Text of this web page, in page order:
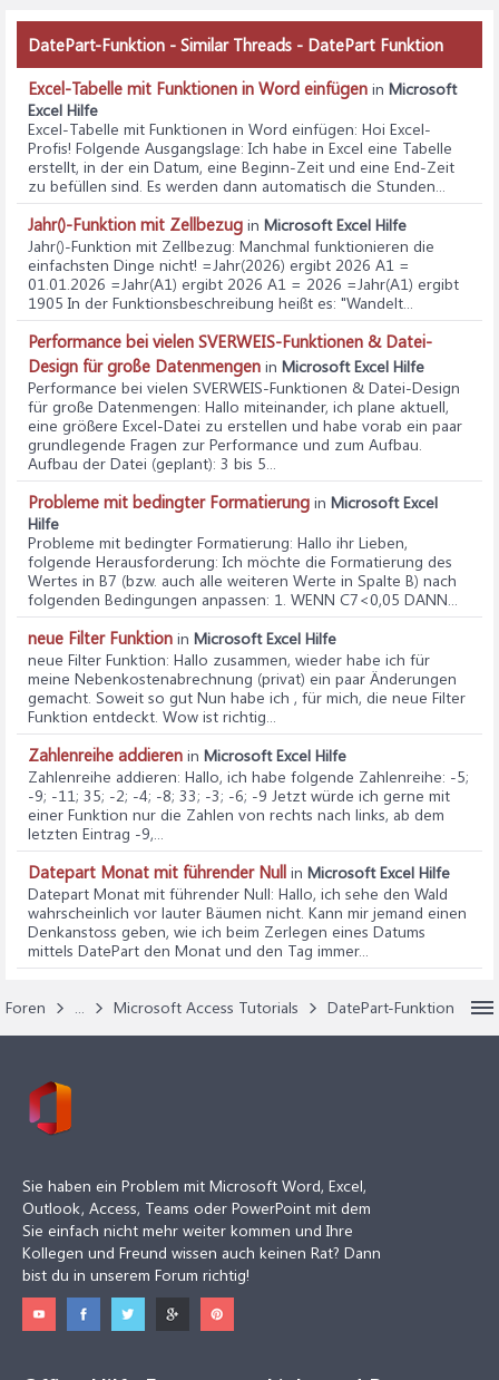
DatePart-Funktion - Similar Threads - DatePart Funktion
Excel-Tabelle mit Funktionen in Word einfügen in Microsoft
Excel Hilfe
Excel-Tabelle mit Funktionen in Word einfügen: Hoi Excel-
Profis! Folgende Ausgangslage: Ich habe in Excel eine Tabelle
erstellt, in der ein Datum, eine Beginn-Zeit und eine End-Zeit
zu befüllen sind. Es werden dann automatisch die Stunden...
Jahr()-Funktion mit Zellbezug in Microsoft Excel Hilfe
Jahr()-Funktion mit Zellbezug: Manchmal funktionieren die
einfachsten Dinge nicht! =Jahr(2026) ergibt 2026 A1 =
01.01.2026 =Jahr(A1) ergibt 2026 A1 = 2026 =Jahr(A1) ergibt
1905 In der Funktionsbeschreibung heißt es: "Wandelt...
Performance bei vielen SVERWEIS-Funktionen & Datei-
Design für große Datenmengen in Microsoft Excel Hilfe
Performance bei vielen SVERWEIS-Funktionen & Datei-Design
für große Datenmengen: Hallo miteinander, ich plane aktuell,
eine größere Excel-Datei zu erstellen und habe vorab ein paar
grundlegende Fragen zur Performance und zum Aufbau.
Aufbau der Datei (geplant): 3 bis 5...
Probleme mit bedingter Formatierung in Microsoft Excel
Hilfe
Probleme mit bedingter Formatierung: Hallo ihr Lieben,
folgende Herausforderung: Ich möchte die Formatierung des
Wertes in B7 (bzw. auch alle weiteren Werte in Spalte B) nach
folgenden Bedingungen anpassen: 1. WENN C7<0,05 DANN...
neue Filter Funktion in Microsoft Excel Hilfe
neue Filter Funktion: Hallo zusammen, wieder habe ich für
meine Nebenkostenabrechnung (privat) ein paar Änderungen
gemacht. Soweit so gut Nun habe ich , für mich, die neue Filter
Funktion entdeckt. Wow ist richtig...
Zahlenreihe addieren in Microsoft Excel Hilfe
Zahlenreihe addieren: Hallo, ich habe folgende Zahlenreihe: -5;
-9; -11; 35; -2; -4; -8; 33; -3; -6; -9 Jetzt würde ich gerne mit
einer Funktion nur die Zahlen von rechts nach links, ab dem
letzten Eintrag -9,...
Datepart Monat mit führender Null in Microsoft Excel Hilfe
Datepart Monat mit führender Null: Hallo, ich sehe den Wald
wahrscheinlich vor lauter Bäumen nicht. Kann mir jemand einen
Denkanstoss geben, wie ich beim Zerlegen eines Datums
mittels DatePart den Monat und den Tag immer...
Foren ... Microsoft Access Tutorials DatePart-Funktion
Sie haben ein Problem mit Microsoft Word, Excel,
Outlook, Access, Teams oder PowerPoint mit dem
Sie einfach nicht mehr weiter kommen und Ihre
Kollegen und Freund wissen auch keinen Rat? Dann
bist du in unserem Forum richtig!